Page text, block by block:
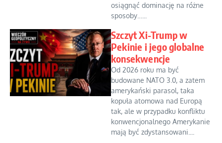
osiągnąć dominację na różne
sposoby…...
Szczyt Xi-Trump w
Pekinie i jego globalne
konsekwencje
Od 2026 roku ma być
budowane NATO 3.0, a zatem
amerykański parasol, taka
kopuła atomowa nad Europą
tak, ale w przypadku konfliktu
konwencjonalnego Amerykanie
mają być zdystansowani....